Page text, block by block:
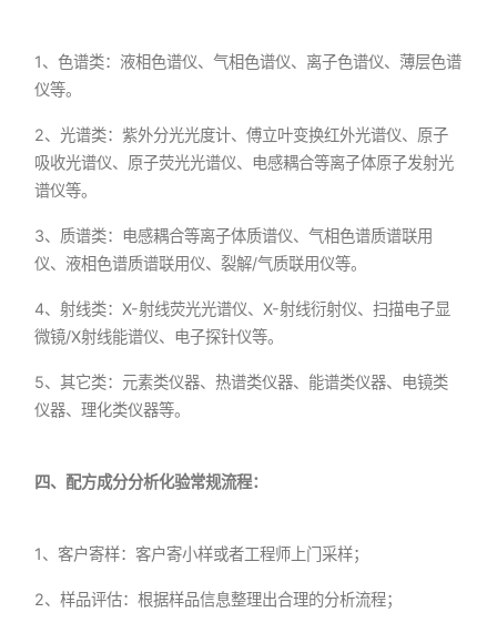
1、色谱类：液相色谱仪、气相色谱仪、离子色谱仪、薄层色谱
仪等。
2、光谱类：紫外分光光度计、傅立叶变换红外光谱仪、原子
吸收光谱仪、原子荧光光谱仪、电感耦合等离子体原子发射光
谱仪等。
3、质谱类：电感耦合等离子体质谱仪、气相色谱质谱联用
仪、液相色谱质谱联用仪、裂解/气质联用仪等。
4、射线类：X-射线荧光光谱仪、X-射线衍射仪、扫描电子显
微镜/X射线能谱仪、电子探针仪等。
5、其它类：元素类仪器、热谱类仪器、能谱类仪器、电镜类
仪器、理化类仪器等。
四、配方成分分析化验常规流程：
1、客户寄样：客户寄小样或者工程师上门采样；
2、样品评估：根据样品信息整理出合理的分析流程；